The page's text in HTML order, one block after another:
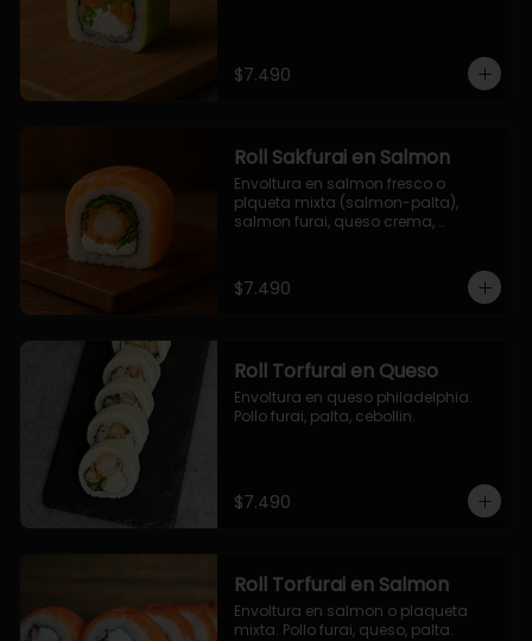
$7.490
Roll Sakfurai en Salmon
Envoltura en salmon fresco o
plqueta mixta (salmon-palta),
salmon furai, queso crema,
$7.490
Roll Torfurai en Queso
Envoltura en queso philadelphia.
Pollo furai, palta, cebollin.
$7.490
Roll Torfurai en Salmon
Envoltura en salmon o plaqueta
mixta. Pollo furai, queso, palta.